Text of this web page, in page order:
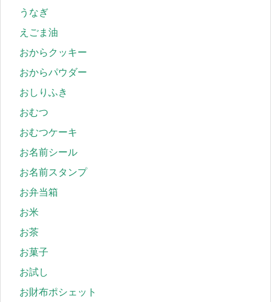
うなぎ
えごま油
おからクッキー
おからパウダー
おしりふき
おむつ
おむつケーキ
お名前シール
お名前スタンプ
お弁当箱
お米
お茶
お菓子
お試し
お財布ポシェット